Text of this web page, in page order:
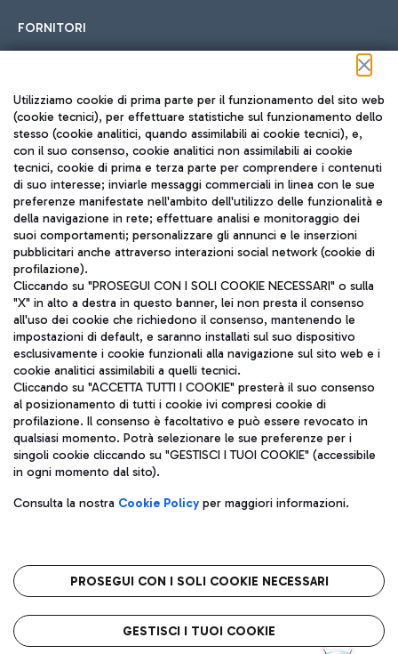
FORNITORI
Seguici sui social
TRAVEL JOURNAL
ITA
Aeroporti di Roma S.p.A. - Società soggetta a direzione e
coordinamento di Mundys S.p.A.
Codice fiscale e Registro delle Imprese di Roma 13032990155 P.
IVA 06572251004
Capitale sociale 62.224.743,00 int. vers.
Sede legale: Via Pier Paolo Racchetti 1 - 00054 Fiumicino (RM)
telefono +39 06 65951
Privacy policy
Note legali
Roma FCO
L'aeroporto stellato
Utilizziamo cookie di prima parte per il funzionamento del sito web
(cookie tecnici), per effettuare statistiche sul funzionamento dello
stesso (cookie analitici, quando assimilabili ai cookie tecnici), e,
con il suo consenso, cookie analitici non assimilabili ai cookie
tecnici, cookie di prima e terza parte per comprendere i contenuti
di suo interesse; inviarle messaggi commerciali in linea con le sue
preferenze manifestate nell'ambito dell'utilizzo delle funzionalità e
della navigazione in rete; effettuare analisi e monitoraggio dei
suoi comportamenti; personalizzare gli annunci e le inserzioni
pubblicitari anche attraverso interazioni social network (cookie di
profilazione).
Cliccando su "PROSEGUI CON I SOLI COOKIE NECESSARI" o sulla
"X" in alto a destra in questo banner, lei non presta il consenso
all'uso dei cookie che richiedono il consenso, mantenendo le
impostazioni di default, e saranno installati sul suo dispositivo
esclusivamente i cookie funzionali alla navigazione sul sito web e i
cookie analitici assimilabili a quelli tecnici.
Cliccando su "ACCETTA TUTTI I COOKIE" presterà il suo consenso
al posizionamento di tutti i cookie ivi compresi cookie di
profilazione. Il consenso è facoltativo e può essere revocato in
qualsiasi momento. Potrà selezionare le sue preferenze per i
singoli cookie cliccando su "GESTISCI I TUOI COOKIE" (accessibile
in ogni momento dal sito).
Consulta la nostra Cookie Policyper maggiori informazioni.
PROSEGUI CON I SOLI COOKIE NECESSARI
GESTISCI I TUOI COOKIE